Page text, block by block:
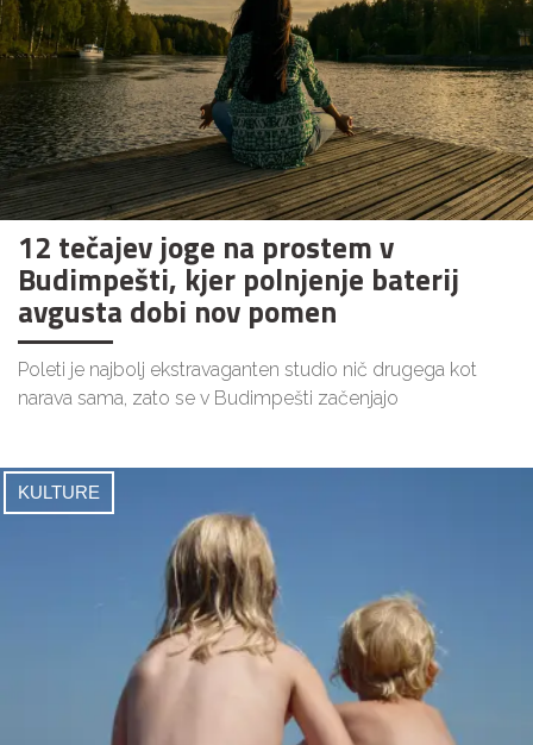
12 tečajev joge na prostem v
Budimpešti, kjer polnjenje baterij
avgusta dobi nov pomen
Poleti je najbolj ekstravaganten studio nič drugega kot
narava sama, zato se v Budimpešti začenjajo
KULTURE